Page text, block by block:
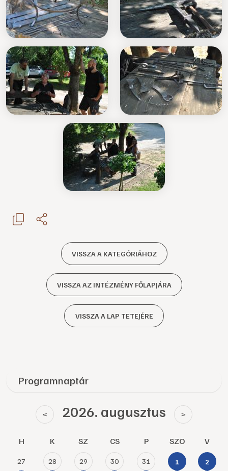
VISSZA A KATEGÓRIÁHOZ
VISSZA AZ INTÉZMÉNY FŐLAPJÁRA
VISSZA A LAP TETEJÉRE
Programnaptár
< 2026. augusztus >
H K SZ CS P SZO V
27 28 29 30 31 1 2